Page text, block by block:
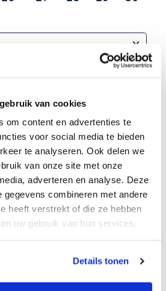
van cookies
om content en advertenties te
voor social media te bieden
te analyseren. Ook delen we
van onze site met onze
adverteren en analyse. Deze
gegevens combineren met andere
heeft verstrekt of die ze hebben
uw gebruik van hun services.
Details tonen
(2)